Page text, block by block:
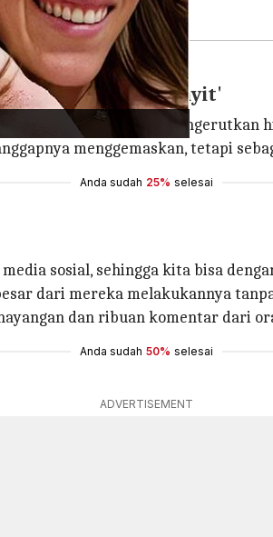
wajah mengernyit'
menyipitkan mata,
menggemaskan, tetapi
Anda sudah 25% selesai
sosial, sehingga kita bisa
dari mereka melakukannya
dan ribuan komentar dari
Anda sudah 50% selesai
ADVERTISEMENT